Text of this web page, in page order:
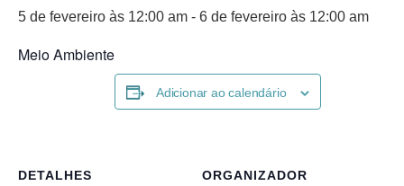
5 de fevereiro às 12:00 am - 6 de fevereiro às 12:00 am
Meio Ambiente
Adicionar ao calendário
DETALHES ORGANIZADOR